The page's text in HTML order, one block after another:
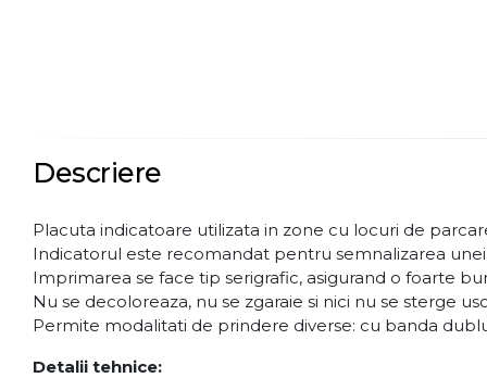
Descriere
Placuta indicatoare utilizata in zone cu locuri de
Indicatorul este recomandat pentru semnalizarea
Imprimarea se face tip serigrafic, asigurand o foarte
Nu se decoloreaza, nu se zgaraie si nici nu se sterge
Permite modalitati de prindere diverse: cu banda
Detalii tehnice: